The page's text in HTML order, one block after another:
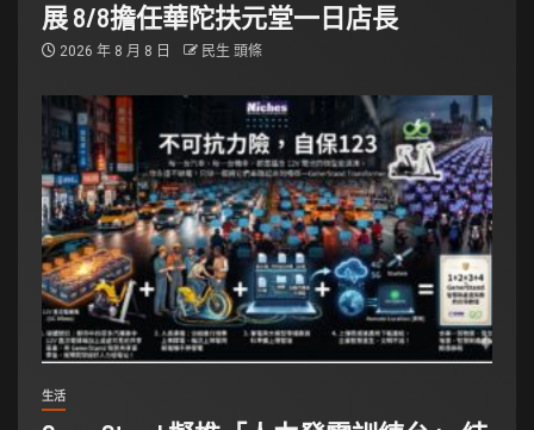
展 8/8擔任華陀扶元堂一日店長
2026 年 8 月 8 日 民生 頭條
生活